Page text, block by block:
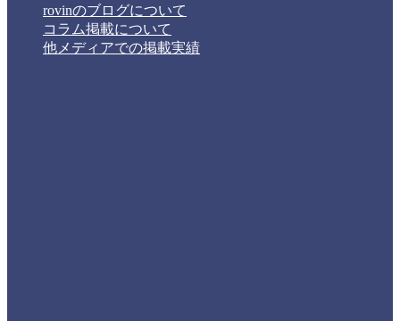
rovinのブログについて
コラム掲載について
他メディアでの掲載実績